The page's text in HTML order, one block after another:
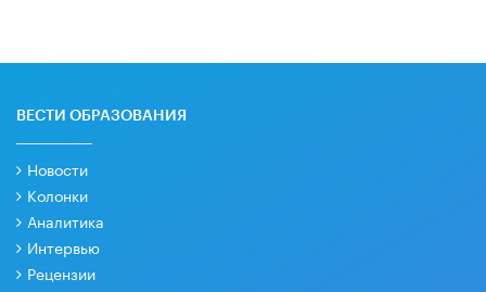
ВЕСТИ ОБРАЗОВАНИЯ
Новости
Колонки
Аналитика
Интервью
Рецензии